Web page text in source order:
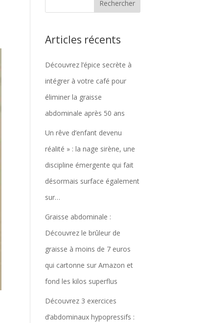
Articles récents
Découvrez l’épice secrète à
intégrer à votre café pour
éliminer la graisse
abdominale après 50 ans
Un rêve d’enfant devenu
réalité » : la nage sirène, une
discipline émergente qui fait
désormais surface également
sur…
Graisse abdominale :
Découvrez le brûleur de
graisse à moins de 7 euros
qui cartonne sur Amazon et
fond les kilos superflus
Découvrez 3 exercices
d’abdominaux hypopressifs :